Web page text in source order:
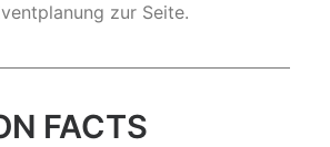
zur Seite.
FACTS